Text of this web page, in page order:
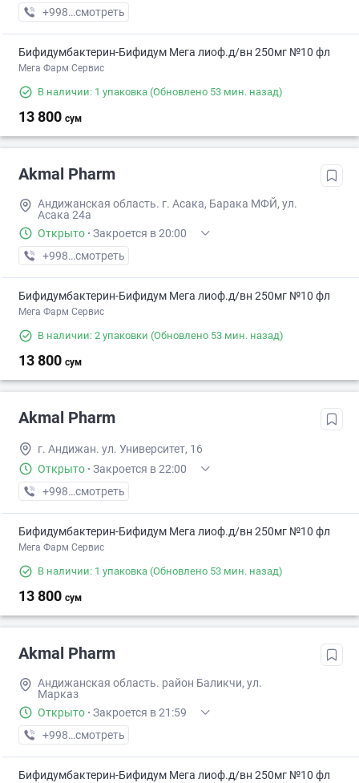
+998 (90) XXX-XX-XX
смотреть
Бифидумбактерин-Бифидум Мега лиоф.д/вн 250мг №10 фл
Мега Фарм Сервис
В наличии: 1 упаковка (Обновлено 53 мин. назад)
13 800 сум
Akmal Pharm
Андижанская область. г. Асака, Барака МФЙ, ул.
Асака 24а
Открыто · Закроется в 20:00
+998 (88) XXX-XX-XX
смотреть
Бифидумбактерин-Бифидум Мега лиоф.д/вн 250мг №10 фл
Мега Фарм Сервис
В наличии: 2 упаковки (Обновлено 53 мин. назад)
13 800 сум
Akmal Pharm
г. Андижан. ул. Университет, 16
Открыто · Закроется в 22:00
+998 (90) XXX-XX-XX
смотреть
Бифидумбактерин-Бифидум Мега лиоф.д/вн 250мг №10 фл
Мега Фарм Сервис
В наличии: 1 упаковка (Обновлено 53 мин. назад)
13 800 сум
Akmal Pharm
Андижанская область. район Баликчи, ул.
Марказ
Открыто · Закроется в 21:59
+998 (91) XXX-XX-XX
смотреть
Бифидумбактерин-Бифидум Мега лиоф.д/вн 250мг №10 фл